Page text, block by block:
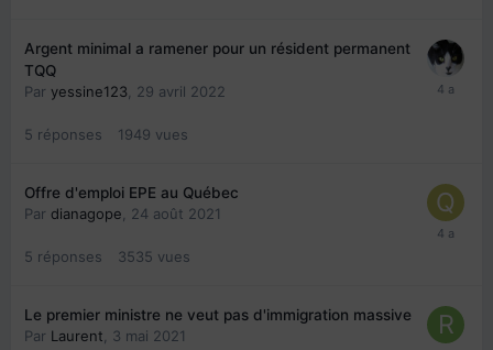
Argent minimal a ramener pour un résident permanent
TQQ
Par yessine123 29 avril 2022
5 réponses 1949 vues
Offre d'emploi EPE au Québec
Par dianagope 24 août 2021
5 réponses 3535 vues
Le premier ministre ne veut pas d'immigration massive
Par Laurent 3 mai 2021